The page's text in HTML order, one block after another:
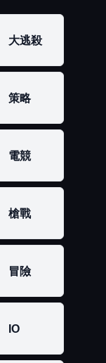
大逃殺
策略
電競
槍戰
冒險
IO